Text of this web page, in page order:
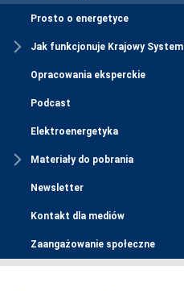
Prosto o energetyce
Jak funkcjonuje Krajowy
Opracowania eksperckie
Podcast
Elektroenergetyka
Materiały do pobrania
Newsletter
Kontakt dla mediów
Zaangażowanie społeczne